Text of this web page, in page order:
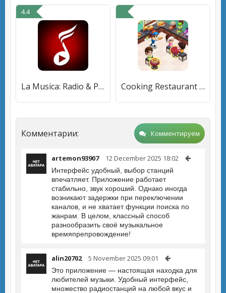
4.4
La Musica: Radio & Podcasts Cooking Restaurant Kitchen
Комментарии: Комментируем
artemon93907 12 December 2025 18:02
Интерфейс удобный, выбор станций
впечатляет. Приложение работает
стабильно, звук хороший. Однако иногда
возникают задержки при переключении
каналов, и не хватает функции поиска по
жанрам. В целом, классный способ
разнообразить своё музыкальное
времяпрепровождение!
alin20702 5 November 2025 09:01
Это приложение — настоящая находка для
любителей музыки. Удобный интерфейс,
множество радиостанций на любой вкус и